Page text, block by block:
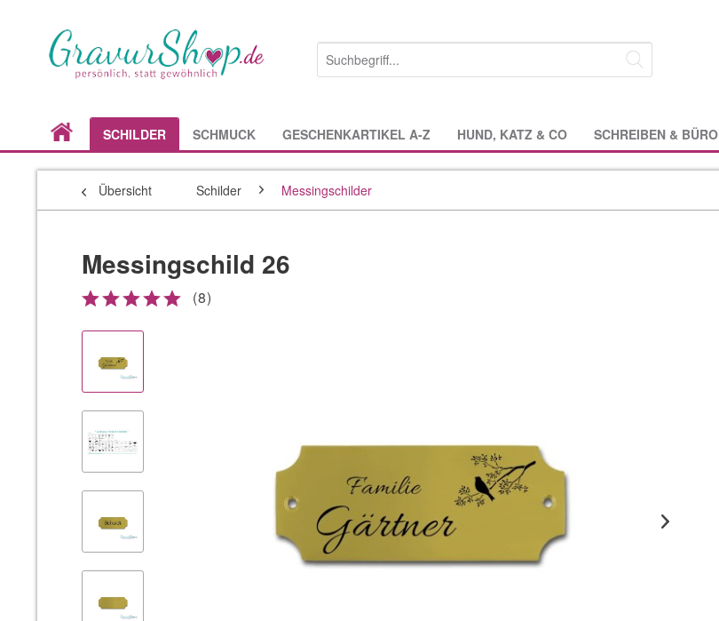
SCHILDER SCHMUCK GESCHENKARTIKEL A-Z HUND, KATZ & CO SCHREIBEN & BÜRO
Übersicht Schilder Messingschilder
Messingschild 26
(8)